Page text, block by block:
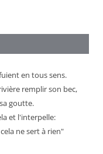
en tous sens.
remplir son bec,
goutte.
et l'interpelle:
ne sert à rien"